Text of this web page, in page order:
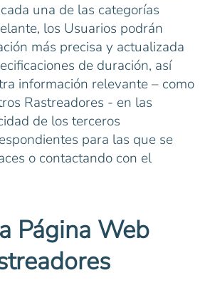
una de las categorías
los Usuarios podrán
más precisa y actualizada
de duración, así
información relevante – como
Rastreadores - en las
de los terceros
para las que se
o contactando con el
Página Web